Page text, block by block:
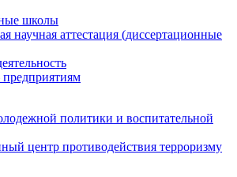
школы
научная аттестация (диссертационные
предприятиям
политики и воспитательной
центр противодействия терроризму